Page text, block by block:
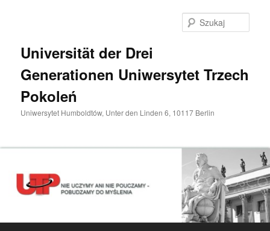
Universität der Drei
Generationen Uniwersytet Trzech
Pokoleń
Uniwersytet Humboldtów, Unter den Linden 6, 10117 Berlin